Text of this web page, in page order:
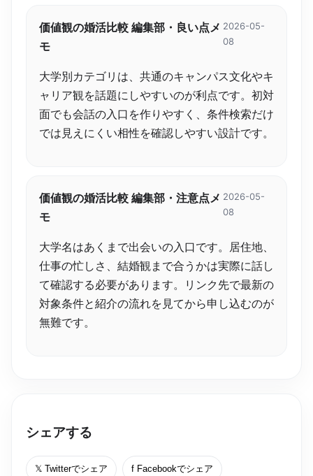
価値観の婚活比較 編集部・良い点メ
モ
2026-05-
08
大学別カテゴリは、共通のキャンパス文化やキ
ャリア観を話題にしやすいのが利点です。初対
面でも会話の入口を作りやすく、条件検索だけ
では見えにくい相性を確認しやすい設計です。
価値観の婚活比較 編集部・注意点メ
モ
2026-05-
08
大学名はあくまで出会いの入口です。居住地、
仕事の忙しさ、結婚観まで合うかは実際に話し
て確認する必要があります。リンク先で最新の
対象条件と紹介の流れを見てから申し込むのが
無難です。
シェアする
𝕏 Twitterでシェア f Facebookでシェア